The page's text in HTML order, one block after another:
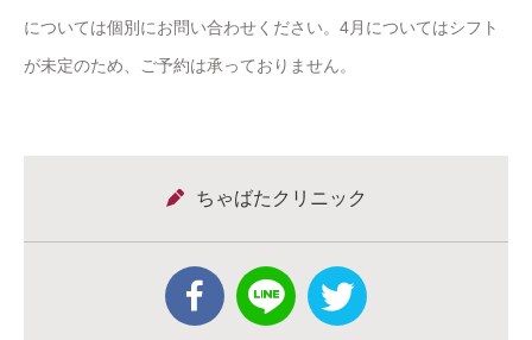
については個別にお問い合わせください。4月についてはシフト
が未定のため、ご予約は承っておりません。
ちゃばたクリニック